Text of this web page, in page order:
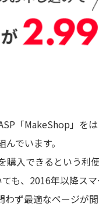
「MakeShop」を
でいます。
入できるという利
も、2016年以降ス
ず最適なページが